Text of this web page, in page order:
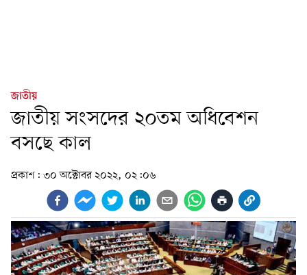
জাতীয়
জাতীয় সংসদের ২০তম অধিবেশন
বসছে কাল
প্রকাশ: ৩০ অক্টোবর ২০২২, ০২:০৬